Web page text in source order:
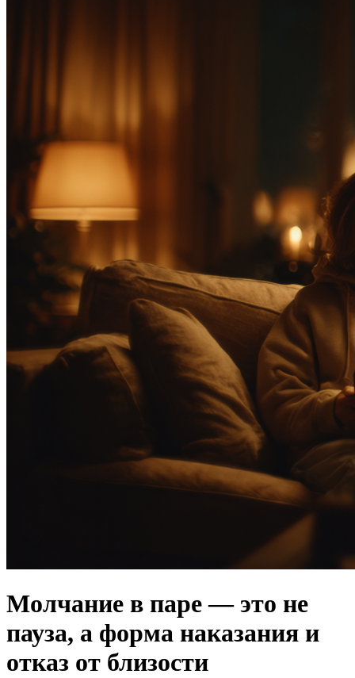
Молчание в паре — это не
пауза, а форма наказания и
отказ от близости